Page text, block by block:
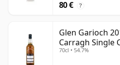
80 € ?
Glen Garioch
Carragh Single
70cl • 54.7%